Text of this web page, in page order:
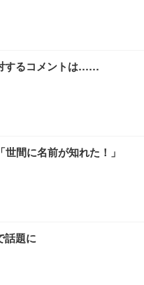
するコメントは……
間に名前が知れた！」
話題に